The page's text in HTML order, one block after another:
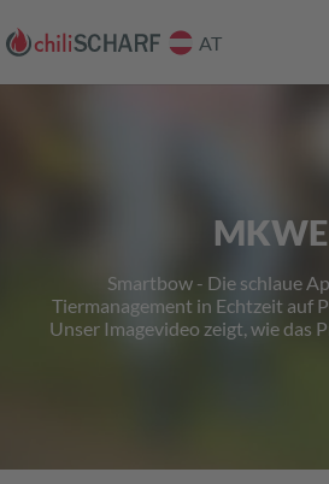
AT
MKWE
Smartbow - Die schlaue
Tiermanagement in Echtzeit auf
Unser Imagevideo zeigt, wie das